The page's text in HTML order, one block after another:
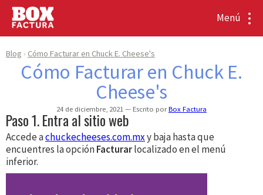
Menú
Blog Cómo Facturar en Chuck E. Cheese's
Cómo Facturar en Chuck E.
Cheese's
24 de diciembre, 2021 Escrito porBox Factura
Paso 1. Entra al sitio web
Accede achuckecheeses.com.mxy baja hasta que
encuentres la opciónFacturarlocalizado en el menú
inferior.